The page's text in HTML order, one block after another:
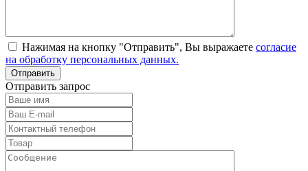
Нажимая на кнопку "Отправить", Вы выражаете согласие
на обработку персональных данных.
Отправить запрос